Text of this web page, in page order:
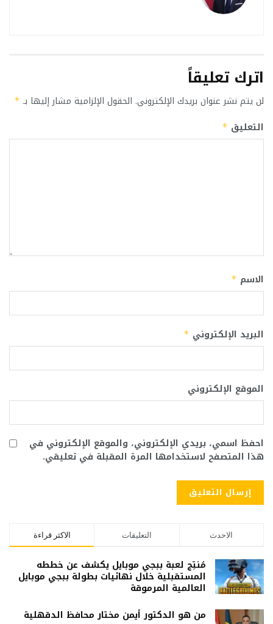
اترك تعليقاً
لن يتم نشر عنوان بريدك الإلكتروني. الحقول الإلزامية مشار إليها بـ *
التعليق *
الاسم *
البريد الإلكتروني *
الموقع الإلكتروني
احفظ اسمي، بريدي الإلكتروني، والموقع الإلكتروني في
هذا المتصفح لاستخدامها المرة المقبلة في تعليقي.
الاكثر قراءة التعليقات الاحدث
مُنتِج لعبة ببجي موبايل يكشف عن خططه
المستقبلية خلال نهائيات بطولة ببجي موبايل
العالمية المرموقة
من هو الدكتور أيمن مختار محافظ الدقهلية